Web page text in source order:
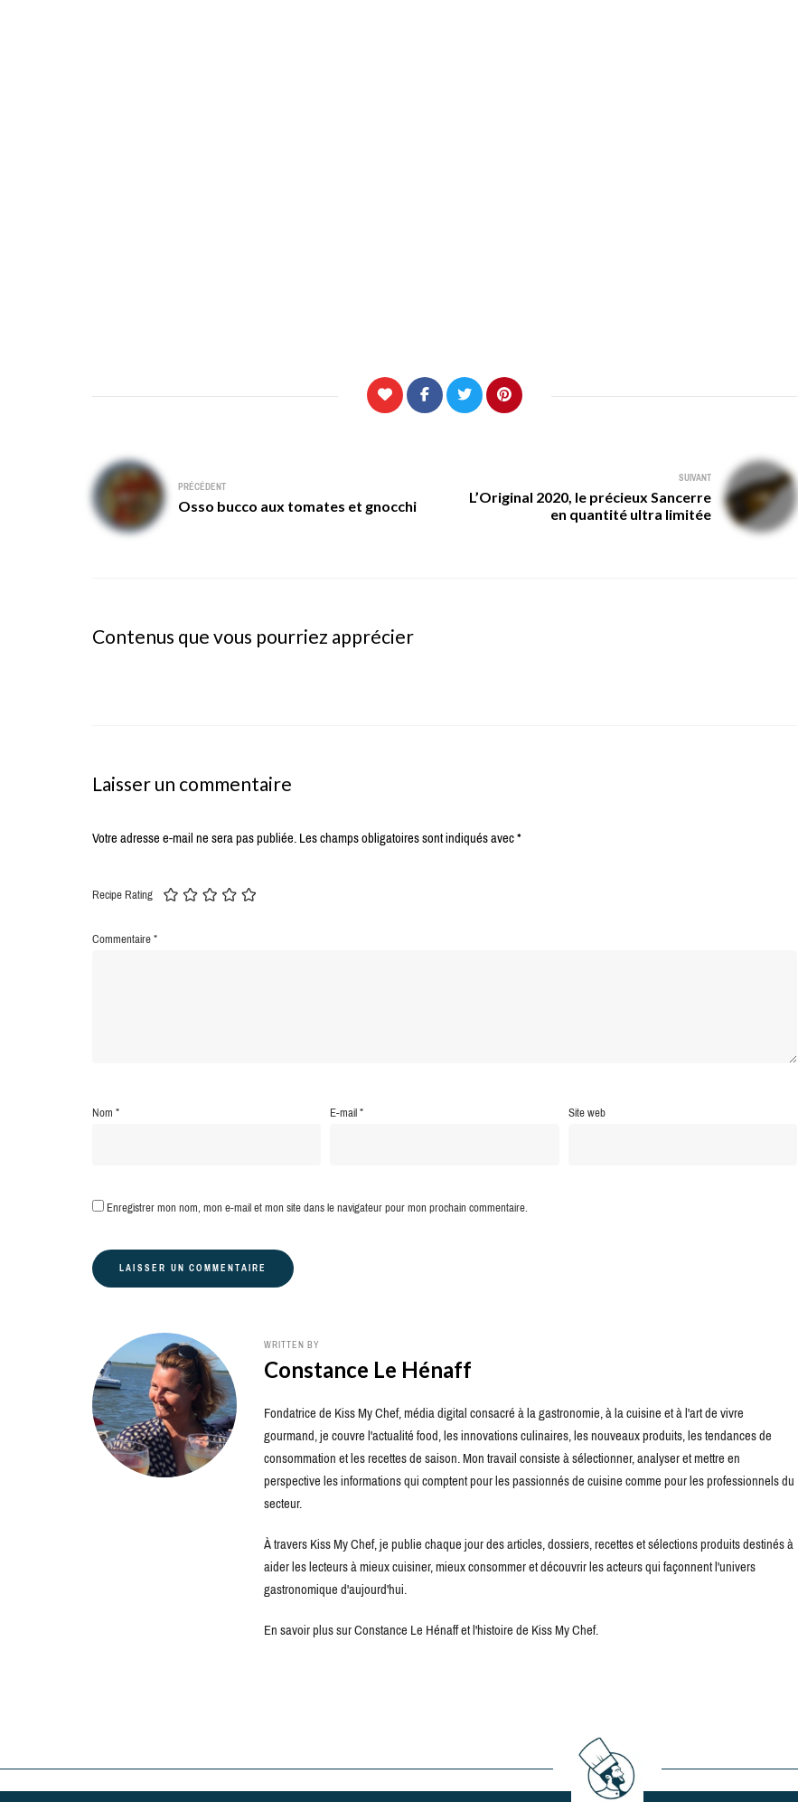
Navigation
de
l’article
PRÉCÉDENT
Osso bucco aux tomates et gnocchi
SUIVANT
L’Original 2020, le précieux Sancerre
en quantité ultra limitée
Contenus que vous pourriez apprécier
Laisser un commentaire
Votre adresse e-mail ne sera pas publiée.Les champs obligatoires sont indiqués avec*
Recipe Rating
Commentaire*
Nom* E-mail* Site web
Enregistrer mon nom, mon e-mail et mon site dans le navigateur pour mon prochain commentaire.
WRITTEN BY
Constance Le Hénaff
Fondatrice de Kiss My Chef, média digital consacré à la gastronomie, à la cuisine et à l'art de vivre
gourmand, je couvre l'actualité food, les innovations culinaires, les nouveaux produits, les tendances de
consommation et les recettes de saison. Mon travail consiste à sélectionner, analyser et mettre en
perspective les informations qui comptent pour les passionnés de cuisine comme pour les professionnels du
secteur.
À travers Kiss My Chef, je publie chaque jour des articles, dossiers, recettes et sélections produits destinés à
aider les lecteurs à mieux cuisiner, mieux consommer et découvrir les acteurs qui façonnent l'univers
gastronomique d'aujourd'hui.
En savoir plus sur Constance Le Hénaff et l'histoire de Kiss My Chef.